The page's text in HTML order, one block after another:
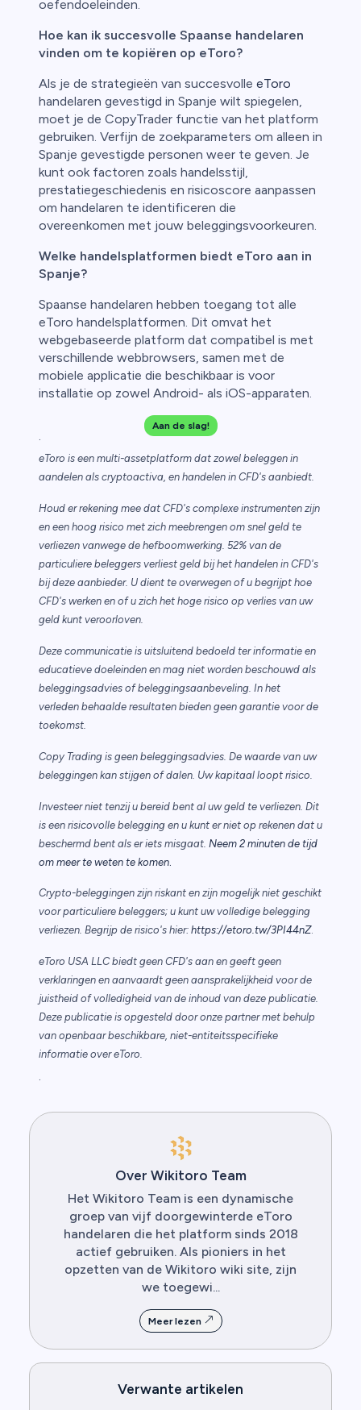
oefendoeleinden.
Hoe kan ik succesvolle Spaanse handelaren
vinden om te kopiëren op eToro?
Als je de strategieën van succesvolle eToro
handelaren gevestigd in Spanje wilt spiegelen,
moet je de CopyTrader functie van het platform
gebruiken. Verfijn de zoekparameters om alleen in
Spanje gevestigde personen weer te geven. Je
kunt ook factoren zoals handelsstijl,
prestatiegeschiedenis en risicoscore aanpassen
om handelaren te identificeren die
overeenkomen met jouw beleggingsvoorkeuren.
Welke handelsplatformen biedt eToro aan in
Spanje?
Spaanse handelaren hebben toegang tot alle
eToro handelsplatformen. Dit omvat het
webgebaseerde platform dat compatibel is met
verschillende webbrowsers, samen met de
mobiele applicatie die beschikbaar is voor
installatie op zowel Android- als iOS-apparaten.
Aan de slag!
.
eToro is een multi-assetplatform dat zowel beleggen in
aandelen als cryptoactiva, en handelen in CFD's aanbiedt.
Houd er rekening mee dat CFD's complexe instrumenten zijn
en een hoog risico met zich meebrengen om snel geld te
verliezen vanwege de hefboomwerking. 52% van de
particuliere beleggers verliest geld bij het handelen in CFD's
bij deze aanbieder. U dient te overwegen of u begrijpt hoe
CFD's werken en of u zich het hoge risico op verlies van uw
geld kunt veroorloven.
Deze communicatie is uitsluitend bedoeld ter informatie en
educatieve doeleinden en mag niet worden beschouwd als
beleggingsadvies of beleggingsaanbeveling. In het
verleden behaalde resultaten bieden geen garantie voor de
toekomst.
Copy Trading is geen beleggingsadvies. De waarde van uw
beleggingen kan stijgen of dalen. Uw kapitaal loopt risico.
Investeer niet tenzij u bereid bent al uw geld te verliezen. Dit
is een risicovolle belegging en u kunt er niet op rekenen dat u
beschermd bent als er iets misgaat. Neem 2 minuten de tijd
om meer te weten te komen.
Crypto-beleggingen zijn riskant en zijn mogelijk niet geschikt
voor particuliere beleggers; u kunt uw volledige belegging
verliezen. Begrijp de risico's hier: https://etoro.tw/3PI44nZ.
eToro USA LLC biedt geen CFD's aan en geeft geen
verklaringen en aanvaardt geen aansprakelijkheid voor de
juistheid of volledigheid van de inhoud van deze publicatie.
Deze publicatie is opgesteld door onze partner met behulp
van openbaar beschikbare, niet-entiteitsspecifieke
informatie over eToro.
.
Over Wikitoro Team
Het Wikitoro Team is een dynamische
groep van vijf doorgewinterde eToro
handelaren die het platform sinds 2018
actief gebruiken. Als pioniers in het
opzetten van de Wikitoro wiki site, zijn
we toegewi...
Meer lezen
Verwante artikelen